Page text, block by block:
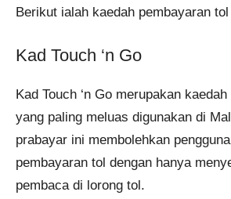
Berikut ialah kaedah pembayaran
Kad Touch ‘n Go
Kad Touch ‘n Go merupakan
yang paling meluas digunakan di
prabayar ini membolehkan
pembayaran tol dengan hanya
pembaca di lorong tol.